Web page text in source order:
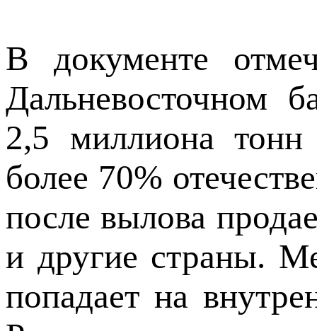
В документе
Дальневосточном
2,5 миллиона
более 70%
после вылова
и другие страны.
попадает на